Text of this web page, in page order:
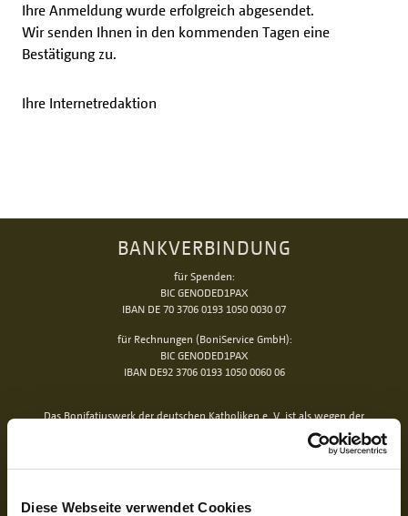
Diese Webseite verwendet Cookies
Ihre Anmeldung wurde erfolgreich abgesendet.
Wir senden Ihnen in den kommenden Tagen eine
Bestätigung zu.
Ihre Internetredaktion
BANKVERBINDUNG
für Spenden:
BIC GENODED1PAX
IBAN DE 70 3706 0193 1050 0030 07
für Rechnungen (BoniService GmbH):
BIC GENODED1PAX
IBAN DE92 3706 0193 1050 0060 06
Das Bonifatiuswerk der deutschen Katholiken e. V. ist als wegen der
Förderung kirchlicher Zwecke von der Körperschaftsteuer und Gewerbesteuer
freigestellt und beim Finanzamt unter der Steuernummer 339/5794/0212